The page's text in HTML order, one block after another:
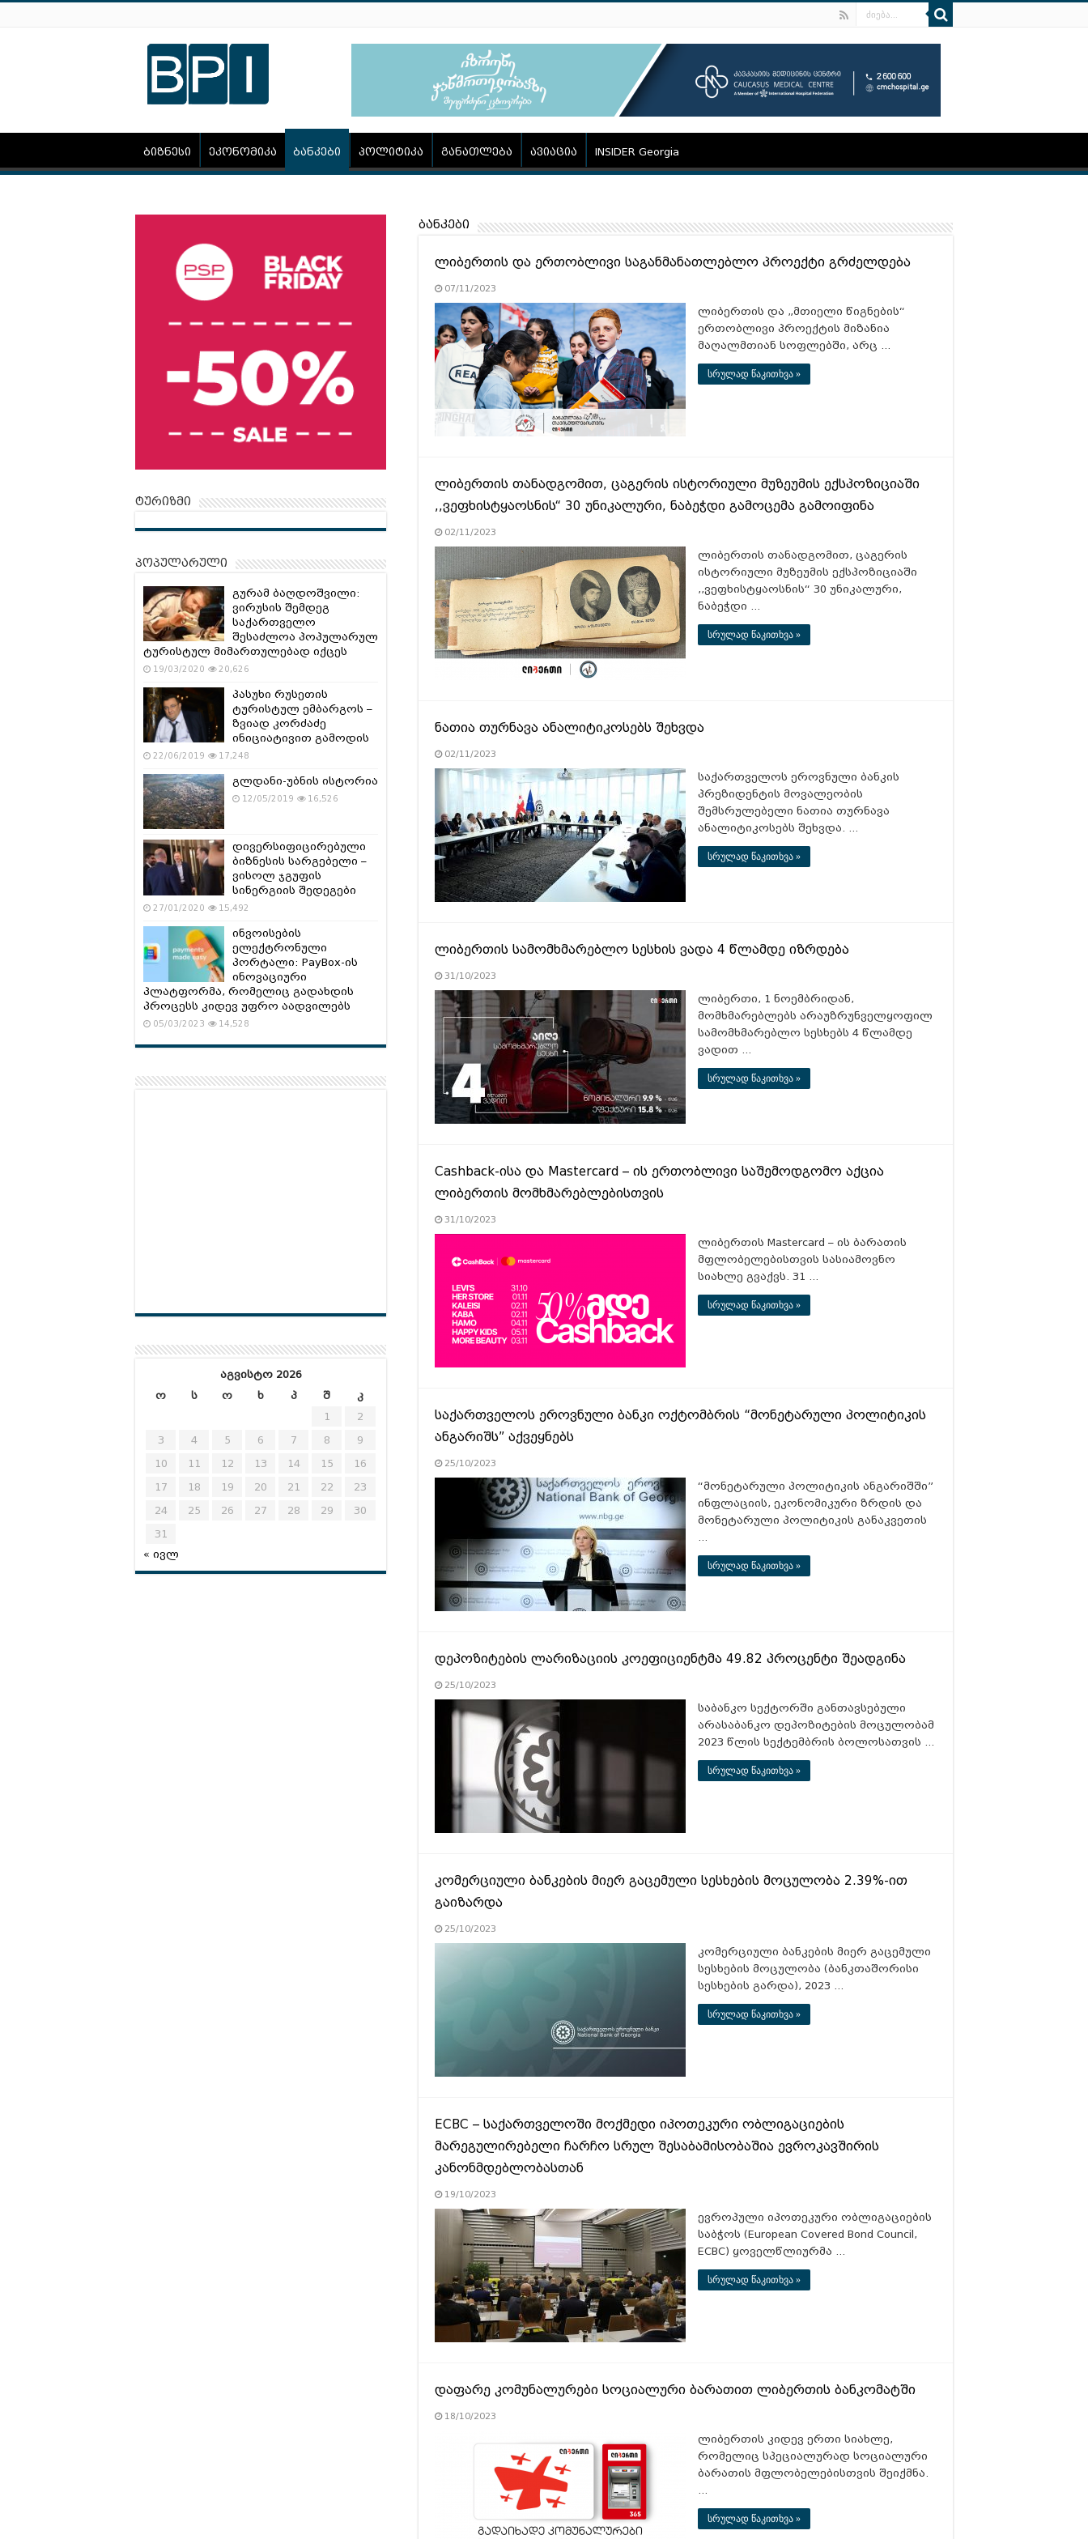
ბიზნესი ეკონომიკა ბანკები პოლიტიკა განათლება ავიაცია INSIDER Georgia
ბანკები
ლიბერთის და ერთობლივი საგანმანათლებლო პროექტი გრძელდება
07/11/2023
ლიბერთის და „მთიელი წიგნების“
ერთობლივი პროექტის მიზანია
მაღალმთიან სოფლებში, არც …
სრულად წაკითხვა »
ლიბერთის თანადგომით, ცაგერის ისტორიული მუზეუმის ექსპოზიციაში
,,ვეფხისტყაოსნის“ 30 უნიკალური, ნაბეჭდი გამოცემა გამოიფინა
02/11/2023
ლიბერთის თანადგომით, ცაგერის
ისტორიული მუზეუმის ექსპოზიციაში
,,ვეფხისტყაოსნის“ 30 უნიკალური,
ნაბეჭდი …
სრულად წაკითხვა »
ნათია თურნავა ანალიტიკოსებს შეხვდა
02/11/2023
საქართველოს ეროვნული ბანკის
პრეზიდენტის მოვალეობის
შემსრულებელი ნათია თურნავა
ანალიტიკოსებს შეხვდა. …
სრულად წაკითხვა »
ლიბერთის სამომხმარებლო სესხის ვადა 4 წლამდე იზრდება
31/10/2023
ლიბერთი, 1 ნოემბრიდან,
მომხმარებლებს არაუზრუნველყოფილ
სამომხმარებლო სესხებს 4 წლამდე
ვადით …
სრულად წაკითხვა »
Cashback-ისა და Mastercard – ის ერთობლივი საშემოდგომო აქცია
ლიბერთის მომხმარებლებისთვის
31/10/2023
ლიბერთის Mastercard – ის ბარათის
მფლობელებისთვის სასიამოვნო
სიახლე გვაქვს. 31 …
სრულად წაკითხვა »
საქართველოს ეროვნული ბანკი ოქტომბრის “მონეტარული პოლიტიკის
ანგარიშს” აქვეყნებს
25/10/2023
“მონეტარული პოლიტიკის ანგარიშში”
ინფლაციის, ეკონომიკური ზრდის და
მონეტარული პოლიტიკის განაკვეთის
…
სრულად წაკითხვა »
დეპოზიტების ლარიზაციის კოეფიციენტმა 49.82 პროცენტი შეადგინა
25/10/2023
საბანკო სექტორში განთავსებული
არასაბანკო დეპოზიტების მოცულობამ
2023 წლის სექტემბრის ბოლოსათვის …
სრულად წაკითხვა »
კომერციული ბანკების მიერ გაცემული სესხების მოცულობა 2.39%-ით
გაიზარდა
25/10/2023
კომერციული ბანკების მიერ გაცემული
სესხების მოცულობა (ბანკთაშორისი
სესხების გარდა), 2023 …
სრულად წაკითხვა »
ECBC – საქართველოში მოქმედი იპოთეკური ობლიგაციების
მარეგულირებელი ჩარჩო სრულ შესაბამისობაშია ევროკავშირის
კანონმდებლობასთან
19/10/2023
ევროპული იპოთეკური ობლიგაციების
საბჭოს (European Covered Bond Council,
ECBC) ყოველწლიურმა …
სრულად წაკითხვა »
დაფარე კომუნალურები სოციალური ბარათით ლიბერთის ბანკომატში
18/10/2023
ლიბერთის კიდევ ერთი სიახლე,
რომელიც სპეციალურად სოციალური
ბარათის მფლობელებისთვის შეიქმნა.
…
სრულად წაკითხვა »
ტურიზმი
პოპულარული
გურამ ბაღდოშვილი:
ვირუსის შემდეგ
საქართველო
შესაძლოა პოპულარულ
ტურისტულ მიმართულებად იქცეს
19/03/2020 20,626
პასუხი რუსეთის
ტურისტულ ემბარგოს –
ზვიად კორძაძე
ინიციატივით გამოდის
22/06/2019 17,248
გლდანი-უბნის ისტორია
12/05/2019 16,526
დივერსიფიცირებული
ბიზნესის სარგებელი –
ვისოლ ჯგუფის
სინერგიის შედეგები
27/01/2020 15,492
ინვოისების
ელექტრონული
პორტალი: PayBox-ის
ინოვაციური
პლატფორმა, რომელიც გადახდის
პროცესს კიდევ უფრო აადვილებს
05/03/2023 14,528
აგვისტო 2026
ო
ს ო ხ პ შ
კ
1
2
3
4 5 6 7 8
9
10
11 12 13 14 15
16
17
18 19 20 21 22
23
24
25 26 27 28 29
30
31
« ივლ